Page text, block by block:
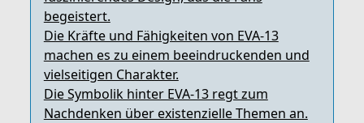
begeistert.
Die Kräfte und Fähigkeiten von EVA-13
machen es zu einem beeindruckenden und
vielseitigen Charakter.
Die Symbolik hinter EVA-13 regt zum
Nachdenken über existenzielle Themen an.